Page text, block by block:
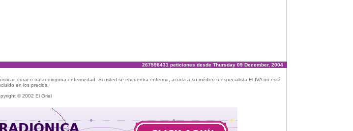
267598431 peticiones desde Thursday 09 December, 2004
curar o tratar ninguna enfermedad. Si usted se encuentra enfermo, acuda a su médico o especialista.El IVA no está
en los precios.
© 2002 El Grial